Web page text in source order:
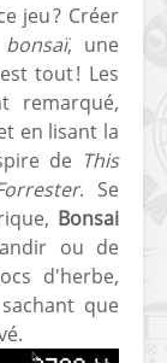
jeu ? Créer
bonsaï, une
tout ! Les
remarqué,
en lisant la
de This
. Se
Bonsai
ou de
d'herbe,
que